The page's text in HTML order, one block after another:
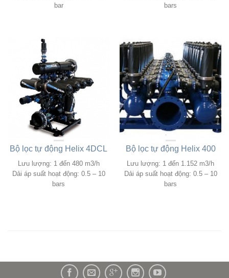
bar
bars
Bộ lọc tự động Helix 4DCL
Lưu lượng: 1 đến 480 m3/h
Dải áp suất hoạt động: 0.5 – 10
bars
Bộ lọc tự động Helix 400
Lưu lượng: 1 đến 1.152 m3/h
Dải áp suất hoạt động: 0.5 – 10
bars